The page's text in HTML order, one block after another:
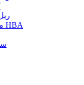
ماژول فیبر | کارت HBA